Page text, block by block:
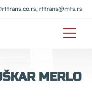
, rttrans@mts.rs
MERLO